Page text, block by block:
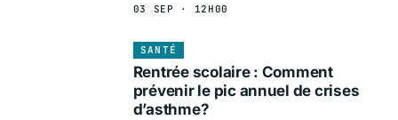
03 SEP · 12H00
SANTÉ
Rentrée scolaire : Comment
prévenir le pic annuel de crises
d’asthme?